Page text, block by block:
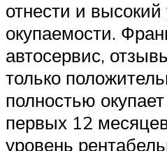
отнести и высокий
окупаемости.
автосервис,
только
полностью
первых 12
уровень